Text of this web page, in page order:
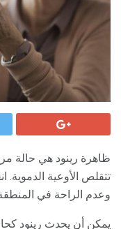
ظاهرة رينود هي حالة
تتقلص الأوعية
وعدم الراحة في
يمكن أن يحدث رينود